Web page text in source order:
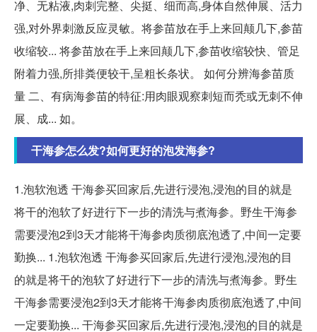
净、无粘液,肉刺完整、尖挺、细而高,身体自然伸展、活力
强,对外界刺激反应灵敏。将参苗放在手上来回颠几下,参苗
收缩较... 将参苗放在手上来回颠几下,参苗收缩较快、管足
附着力强,所排粪便较干,呈粗长条状。 如何分辨海参苗质
量 二、有病海参苗的特征:用肉眼观察刺短而秃或无刺不伸
展、成... 如。
干海参怎么发?如何更好的泡发海参?
1.泡软泡透 干海参买回家后,先进行浸泡,浸泡的目的就是
将干的泡软了好进行下一步的清洗与煮海参。野生干海参
需要浸泡2到3天才能将干海参肉质彻底泡透了,中间一定要
勤换... 1.泡软泡透 干海参买回家后,先进行浸泡,浸泡的目
的就是将干的泡软了好进行下一步的清洗与煮海参。野生
干海参需要浸泡2到3天才能将干海参肉质彻底泡透了,中间
一定要勤换... 干海参买回家后,先进行浸泡,浸泡的目的就是